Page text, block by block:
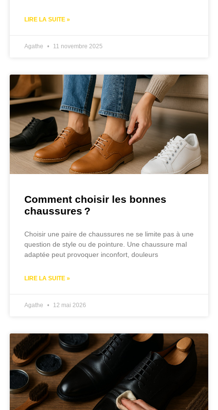
LIRE LA SUITE »
Agathe 11 novembre 2025
Comment choisir les bonnes
chaussures ?
Choisir une paire de chaussures ne se limite pas à une
question de style ou de pointure. Une chaussure mal
adaptée peut provoquer inconfort, douleurs
LIRE LA SUITE »
Agathe 12 mai 2026